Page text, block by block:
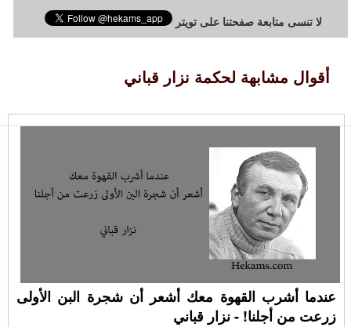
لا تنسى متابعة صفحتنا على تويتر
أقوال مشابهة لحكمة نزار قباني
عندما أشرب القهوة معك أشعر أن شجرة البن الأولى
زرعت من أجلنا! - نزار قباني